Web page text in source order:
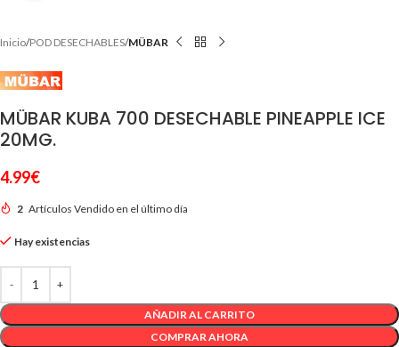
Inicio POD DESECHABLES MÜBAR
MÜBAR KUBA 700 DESECHABLE PINEAPPLE ICE
20MG.
4.99€
2 Artículos Vendido en el último día
Hay existencias
AÑADIR AL CARRITO
COMPRAR AHORA